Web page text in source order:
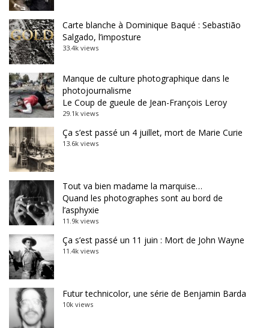
Carte blanche à Dominique Baqué : Sebastião
Salgado, l’imposture
33.4k views
Manque de culture photographique dans le
photojournalisme
Le Coup de gueule de Jean-François Leroy
29.1k views
Ça s’est passé un 4 juillet, mort de Marie Curie
13.6k views
Tout va bien madame la marquise…
Quand les photographes sont au bord de
l’asphyxie
11.9k views
Ça s’est passé un 11 juin : Mort de John Wayne
11.4k views
Futur technicolor, une série de Benjamin Barda
10k views